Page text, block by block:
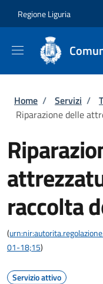
Regione Liguria
Briciole di
Home / Servizi /
Riparazione delle
raccolta
(
01-18;15)
Servizio attivo